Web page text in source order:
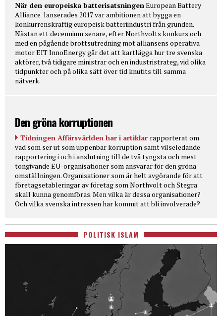
När den europeiska batterisatsningenEuropean Battery
Alliance lanserades 2017 var ambitionen att bygga en
konkurrenskraftig europeisk batteriindustri från grunden.
Nästan ett decennium senare, efter Northvolts konkurs och
med en pågående brottsutredning mot alliansens operativa
motor EIT InnoEnergy går det att kartlägga hur tre svenska
aktörer, två tidigare ministrar och en industristrateg, vid olika
tidpunkter och på olika sätt över tid knutits till samma
nätverk.
Den gröna korruptionen
Tidningen Affärsvärlden har i artiklar rapporterat om
vad som ser ut som uppenbar korruption samt vilseledande
rapportering i och i anslutning till de två tyngsta och mest
tongivande EU-organisationer som ansvarar för den gröna
omställningen. Organisationer som är helt avgörande för att
företagsetableringar av företag som Northvolt och Stegra
skall kunna genomföras. Men vilka är dessa organisationer?
Och vilka svenska intressen har kommit att bli involverade?
POLITISK ISLAM